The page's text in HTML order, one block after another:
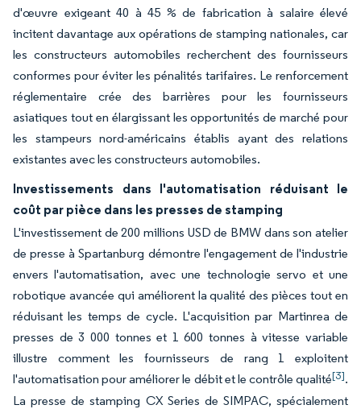
d'œuvre exigeant 40 à 45 % de fabrication à salaire élevé
incitent davantage aux opérations de stamping nationales, car
les constructeurs automobiles recherchent des fournisseurs
conformes pour éviter les pénalités tarifaires. Le renforcement
réglementaire crée des barrières pour les fournisseurs
asiatiques tout en élargissant les opportunités de marché pour
les stampeurs nord-américains établis ayant des relations
existantes avec les constructeurs automobiles.
Investissements dans l'automatisation réduisant le
coût par pièce dans les presses de stamping
L'investissement de 200 millions USD de BMW dans son atelier
de presse à Spartanburg démontre l'engagement de l'industrie
envers l'automatisation, avec une technologie servo et une
robotique avancée qui améliorent la qualité des pièces tout en
réduisant les temps de cycle. L'acquisition par Martinrea de
presses de 3 000 tonnes et 1 600 tonnes à vitesse variable
illustre comment les fournisseurs de rang 1 exploitent
l'automatisation pour améliorer le débit et le contrôle qualité[3].
La presse de stamping CX Series de SIMPAC, spécialement